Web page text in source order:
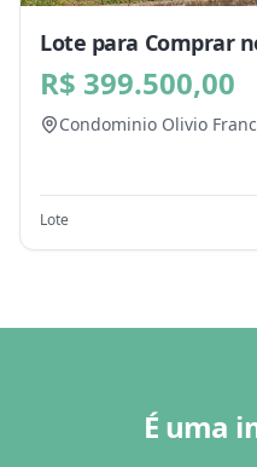
Lote para Comprar
Franceschini,
R$ 399.500,00
Condominio Olivio
Lote
É uma